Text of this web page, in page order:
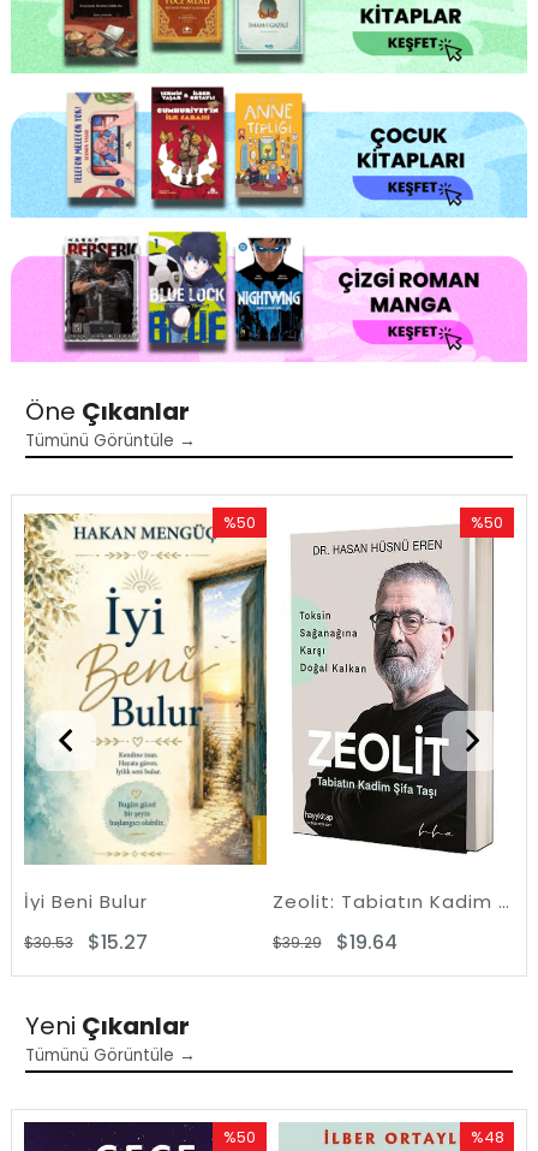
Öne Çıkanlar
Tümünü Görüntüle →
İyi Beni Bulur
$15.27
$30.53
%50
Rabatt
%50Rabatt
Zeolit: Tabiatın Kadim Şifa Taşı - Toksin Sağanağına Karşı Doğal Kalkan
$19.64
$39.29
%50
Yeni Çıkanlar
Tümünü Görüntüle →
%50
%48